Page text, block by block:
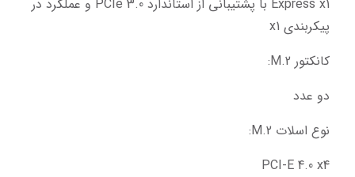
پیکربندی x1
کانکتور M.2:
دو عدد
نوع اسلات M.2:
PCI-E 4.0 x4